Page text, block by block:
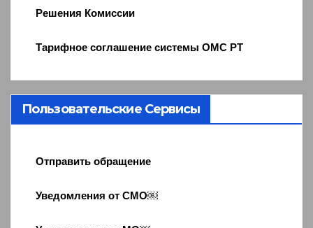
Решения Комиссии
Тарифное соглашение системы ОМС РТ
Пользовательские Сервисы
Отправить обращение
Уведомления от СМО￼